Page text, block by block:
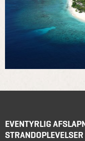
EVENTYRLIG
STRANDOPLEVELSER